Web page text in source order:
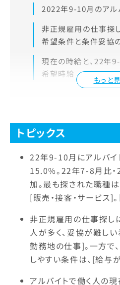
もっと
2022年9-10月のアル
非正規雇用の仕事探
希望条件と条件妥協
現在の時給と、22年
希望時給
トピックス
22年9-10月にアルバイ
15.0%。22年7-8月比
加。最も探された職種
[販売・接客・サービス]。
非正規雇用の仕事探し
人が多く、妥協が難し
勤務地の仕事]。一方で
しやすい条件は、[給与
アルバイトで働く人の